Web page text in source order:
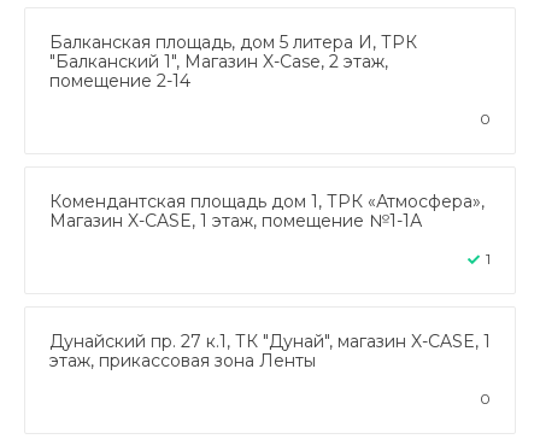
Балканская площадь, дом 5 литера И, ТРК
"Балканский 1", Магазин X-Case, 2 этаж,
помещение 2-14
0
Комендантская площадь дом 1, ТРК «Атмосфера»,
Магазин X-CASE, 1 этаж, помещение №1-1А
1
Дунайский пр. 27 к.1, ТК "Дунай", магазин X-CASE, 1
этаж, прикассовая зона Ленты
0